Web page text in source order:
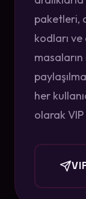
paketleri,
kodları
her
olarak